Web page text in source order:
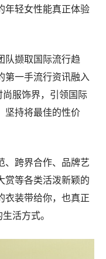
年轻女性能真正体验
队撷取国际流行趋
第一手流行资讯融入
尚服饰界，引领国际
坚持将最佳的性价
、跨界合作、品牌艺
赏等各类活泼新颖的
衣装带给你，也真正
活方式。